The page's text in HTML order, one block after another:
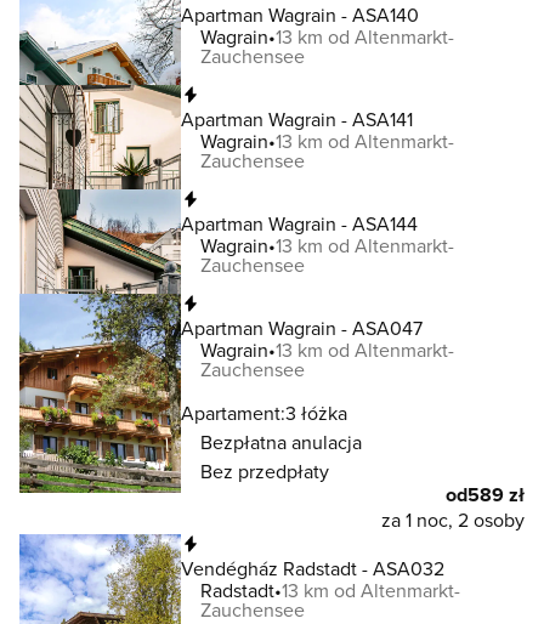
Apartman Wagrain - ASA140
Wagrain 13 km od Altenmarkt-
Zauchensee
Apartman Wagrain - ASA141
Wagrain 13 km od Altenmarkt-
Zauchensee
Apartman Wagrain - ASA144
Wagrain 13 km od Altenmarkt-
Zauchensee
Apartman Wagrain - ASA047
Wagrain 13 km od Altenmarkt-
Zauchensee
Apartament:3 łóżka
Bezpłatna anulacja
Bez przedpłaty
od589 zł
za 1 noc, 2 osoby
Vendégház Radstadt - ASA032
Radstadt 13 km od Altenmarkt-
Zauchensee